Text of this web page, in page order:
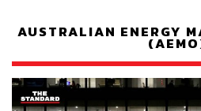
AUSTRALIAN ENERGY